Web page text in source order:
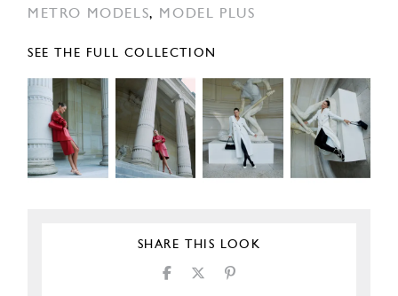
METRO MODELS, MODEL PLUS
SEE THE FULL COLLECTION
SHARE THIS LOOK